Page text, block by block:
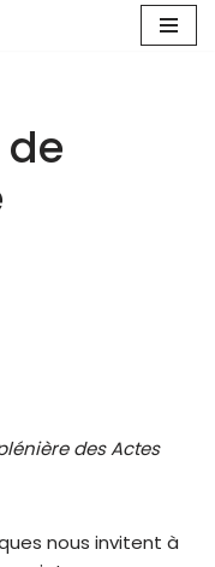
des Actes
nous invitent à